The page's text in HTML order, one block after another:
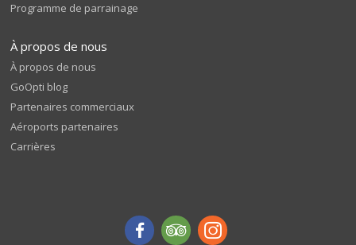
Programme de parrainage
À propos de nous
À propos de nous
GoOpti blog
Partenaires commerciaux
Aéroports partenaires
Carrières